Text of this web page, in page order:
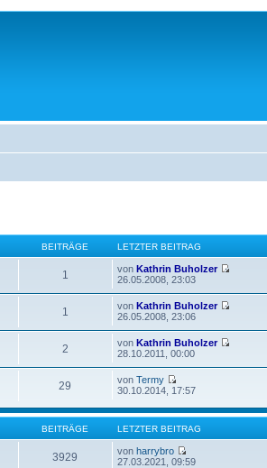
BEITRÄGE LETZTER BEITRAG
1 vonKathrin Buholzer
26.05.2008, 23:03
1 vonKathrin Buholzer
26.05.2008, 23:06
2 vonKathrin Buholzer
28.10.2011, 00:00
29 vonTermy
30.10.2014, 17:57
BEITRÄGE LETZTER BEITRAG
3929 vonharrybro
27.03.2021, 09:59